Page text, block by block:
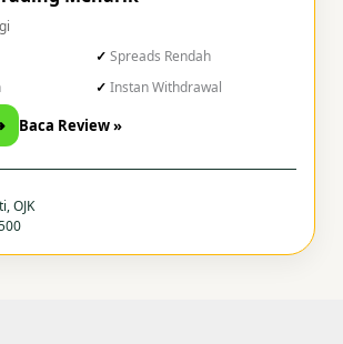
Spreads Rendah
Instan Withdrawal
Baca Review »
OJK